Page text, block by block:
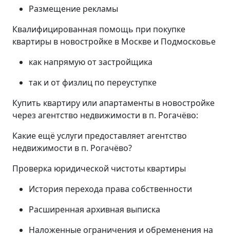
Размещение рекламы
Квалифицированная помощь при покупке
квартиры в новостройке в Москве и Подмосковье
как напрямую от застройщика
так и от физлиц по переуступке
Купить квартиру или апартаменты в новостройке
через агентство недвижимости в п. Рогачёво:
Какие ещё услуги предоставляет агентство
недвижимости в п. Рогачёво?
Проверка юридической чистоты квартиры
История перехода права собственности
Расширенная архивная выписка
Наложенные ограничения и обременения на